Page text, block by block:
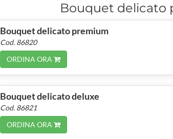
Bouquet delicato
Bouquet delicato premium
Cod. 86820
ORDINA ORA
Bouquet delicato deluxe
Cod. 86821
ORDINA ORA